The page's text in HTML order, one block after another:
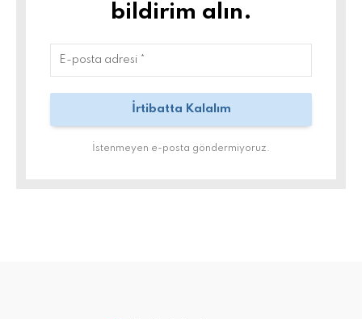
bildirim alın.
İstenmeyen e-posta göndermiyoruz.